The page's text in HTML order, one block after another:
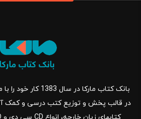
بانک کتاب مارکا در
در قالب پخش و توزیع کتب درسی و کمک